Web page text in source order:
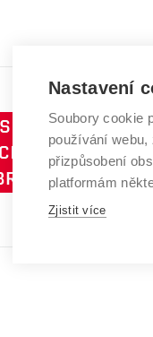
učení
v
Nastavení
Soubory cookie
používání
přizpůsobení
platformám
Zjistit více